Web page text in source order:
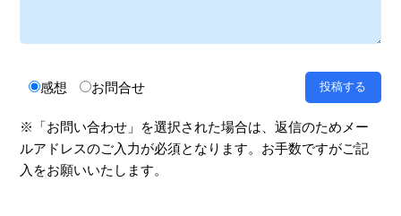
感想 お問合せ
※「お問い合わせ」を選択された場合は、返信のためメー
ルアドレスのご入力が必須となります。お手数ですがご記
入をお願いいたします。